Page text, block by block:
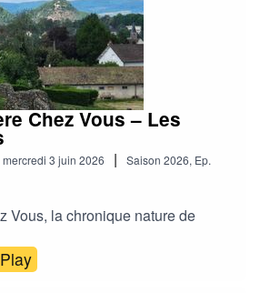
Chez Vous – Les
mercredi 3 juin 2026 | Saison 2026, Ep.
Vous, la chronique nature de
Play